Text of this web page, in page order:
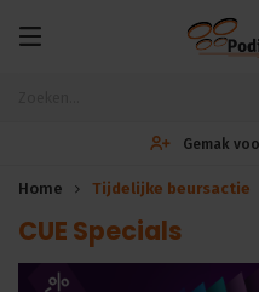
Gemak
Home Tijdelijke beursactie
CUE Specials